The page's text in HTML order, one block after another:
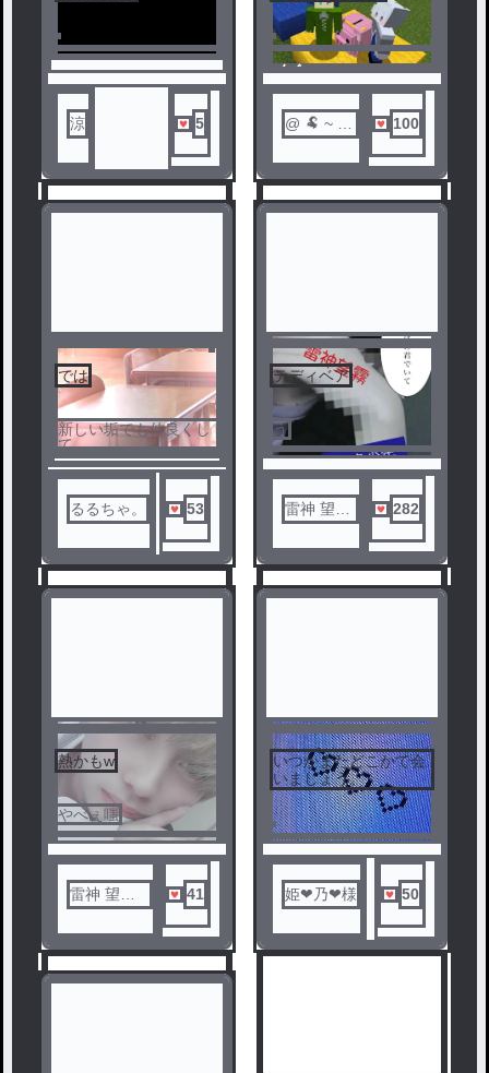
涼 5
1
ノベ
ル
@ 🐏 ~ .
100
2
では
新しい垢でも仲良くし
て
るるちゃ。 53
3
テディベア
う
雷神 望霧
282
4
熱かも‪w
やべぇ嗤
雷神 望霧
41
いつかまたどこかで会
いましょう。
姫❤︎乃❤︎様 50